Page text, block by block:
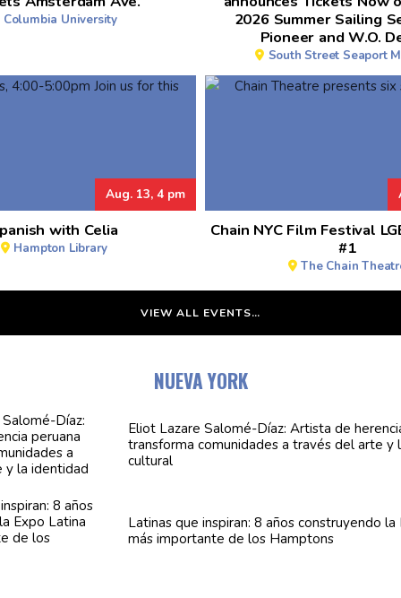
Columbia University
2026 Summer Sailing
Pioneer and W.O.
South Street Seaport
Aug. 13, 4 pm
with Celia
Hampton Library
Chain NYC Film Festival
#1
The Chain
VIEW ALL EVENTS…
NUEVA YORK
Eliot LazareSalomé-Díaz: Artista de
transformacomunidades a través del arte y
cultural
Latinas que inspiran: 8 añosconstruyendo la
más importante de los Hamptons